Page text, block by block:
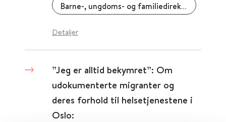
Barne-, ungdoms- og familiedirektoratet (Bufdir)
Detaljer
”Jeg er alltid bekymret”: Om
udokumenterte migranter og
deres forhold til helsetjenestene i
Oslo: